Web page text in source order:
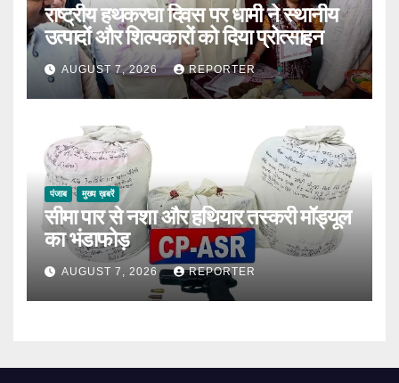
राष्ट्रीय हथकरघा दिवस पर धामी ने स्थानीय
उत्पादों और शिल्पकारों को दिया प्रोत्साहन
AUGUST 7, 2026 REPORTER
पंजाब मुख्य ख़बरें
सीमा पार से नशा और हथियार तस्करी मॉड्यूल
का भंडाफोड़
AUGUST 7, 2026 REPORTER